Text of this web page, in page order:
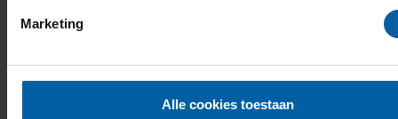
Marketing
Alle cookies toestaan